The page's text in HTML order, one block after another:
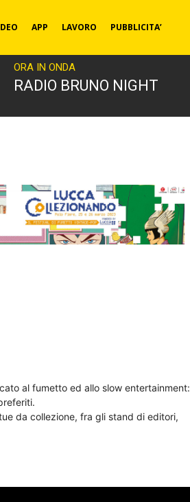
APP LAVORO PUBBLICITA’
ORA IN ONDA
RADIO BRUNO NIGHT
al fumetto ed allo slow entertainment:
da collezione, fra gli stand di editori,